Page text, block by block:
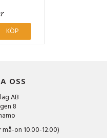
KÖP
OSS
AB
8
må-on 10.00-12.00)